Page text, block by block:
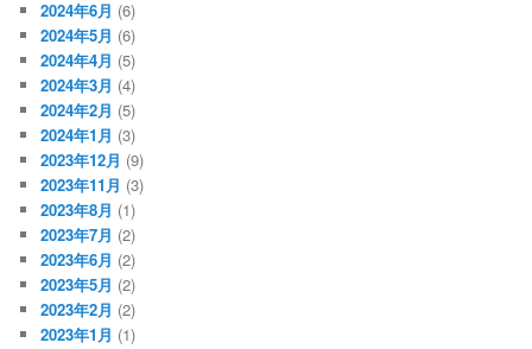
2024年6月 (6)
2024年5月 (6)
2024年4月 (5)
2024年3月 (4)
2024年2月 (5)
2024年1月 (3)
2023年12月 (9)
2023年11月 (3)
2023年8月 (1)
2023年7月 (2)
2023年6月 (2)
2023年5月 (2)
2023年2月 (2)
2023年1月 (1)